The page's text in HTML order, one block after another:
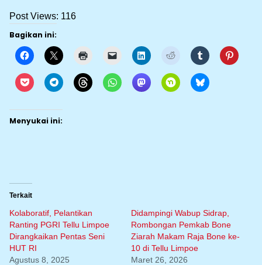
Post Views: 116
Bagikan ini:
Menyukai ini:
Terkait
Kolaboratif, Pelantikan
Ranting PGRI Tellu Limpoe
Dirangkaikan Pentas Seni
HUT RI
Agustus 8, 2025
Didampingi Wabup Sidrap,
Rombongan Pemkab Bone
Ziarah Makam Raja Bone ke-
10 di Tellu Limpoe
Maret 26, 2026